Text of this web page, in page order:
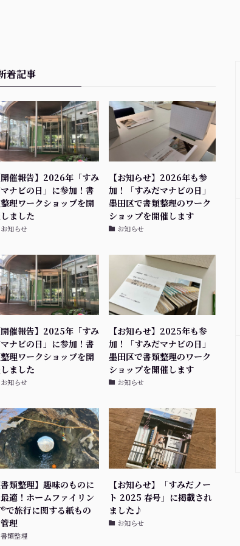
着記事
開催報告】2026年「すみ
ナビの日」に参加！書
理ワークショップを開
ました
お知らせ
【お知らせ】2026年も参
加！「すみだマナビの日」
墨田区で書類整理のワーク
ショップを開催します
お知らせ
開催報告】2025年「すみ
ナビの日」に参加！書
理ワークショップを開
ました
お知らせ
【お知らせ】2025年も参
加！「すみだマナビの日」
墨田区で書類整理のワーク
ショップを開催します
お知らせ
書類整理】趣味のものに
適！ホームファイリン
で旅行に関する紙もの
理
書類整理
【お知らせ】「すみだノー
ト 2025 春号」に掲載され
ました♪
お知らせ